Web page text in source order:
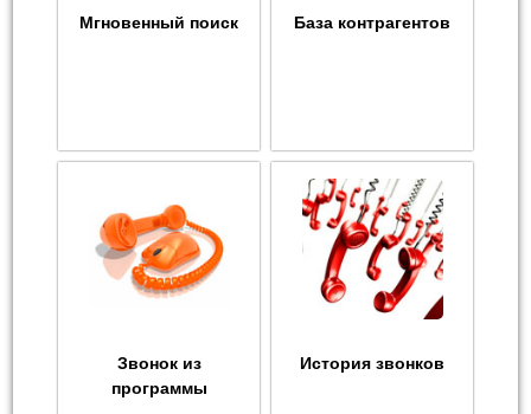
Мгновенный поиск База контрагентов
Звонок из
программы
История звонков